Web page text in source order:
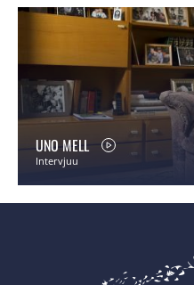
UNO MELL
Intervjuu